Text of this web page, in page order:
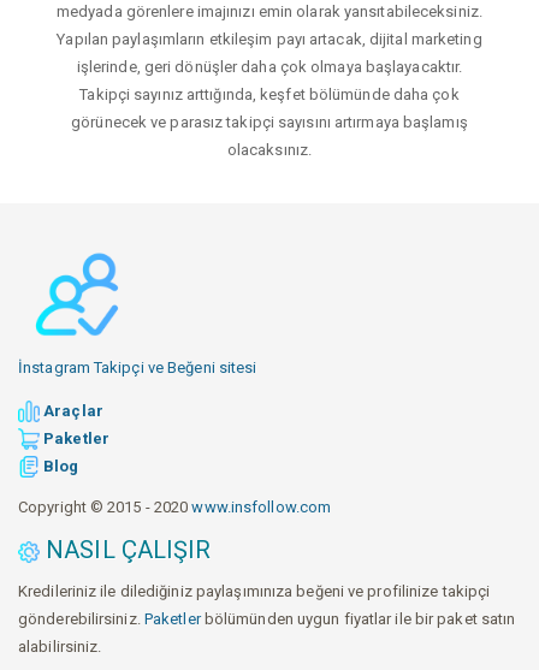
medyada görenlere imajınızı emin olarak yansıtabileceksiniz.
Yapılan paylaşımların etkileşim payı artacak, dijital marketing
işlerinde, geri dönüşler daha çok olmaya başlayacaktır.
Takipçi sayınız arttığında, keşfet bölümünde daha çok
görünecek ve parasız takipçi sayısını artırmaya başlamış
olacaksınız.
İnstagram Takipçi ve Beğeni sitesi
Araçlar
Paketler
Blog
Copyright © 2015 - 2020www.insfollow.com
NASIL ÇALIŞIR
Kredileriniz ile dilediğiniz paylaşımınıza beğeni ve profilinize takipçi
gönderebilirsiniz. Paketlerbölümünden uygun fiyatlar ile bir paket satın
alabilirsiniz.